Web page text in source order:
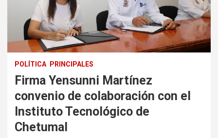
POLÍTICA PRINCIPALES
Firma Yensunni Martínez
convenio de colaboración con el
Instituto Tecnológico de
Chetumal